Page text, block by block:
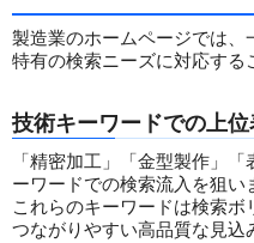
製造業のホームページでは、
特有の検索ニーズに対応する
技術キーワードでの上
「精密加工」「金型製作」
ーワードでの検索流入を狙い
これらのキーワードは検索
つながりやすい高品質な見込